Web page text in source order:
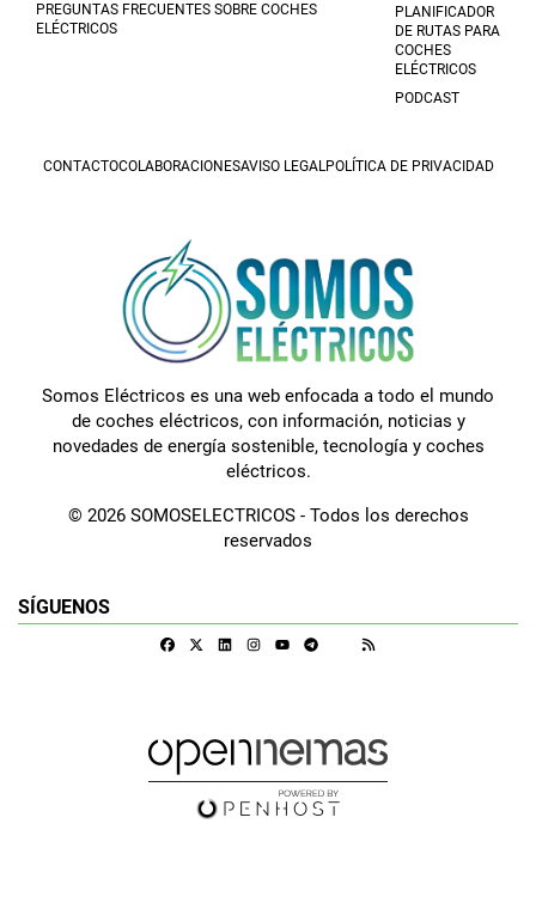
PREGUNTAS FRECUENTES SOBRE COCHES
ELÉCTRICOS
PLANIFICADOR
DE RUTAS PARA
COCHES
ELÉCTRICOS
PODCAST
CONTACTOCOLABORACIONESAVISO LEGALPOLÍTICA DE PRIVACIDAD
Somos Eléctricos es una web enfocada a todo el mundo
de coches eléctricos, con información, noticias y
novedades de energía sostenible, tecnología y coches
eléctricos.
© 2026 SOMOSELECTRICOS - Todos los derechos
reservados
SÍGUENOS
FacebookLinkedinInstagramTelegram
Google Discover